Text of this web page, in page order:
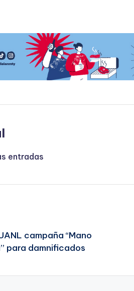
ts
A
p
p
ar
ti
r
entradas
campaña “Mano
para damnificados